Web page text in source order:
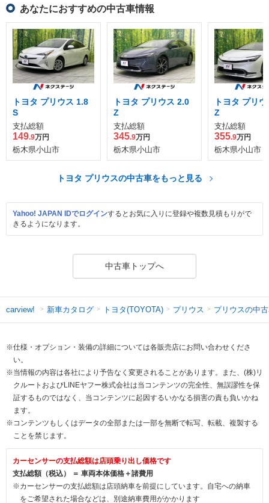
あなたにおすすめの中古車情報
トヨタ プリウス 1.8
S
支払総額
149.9万円
栃木県小山市
トヨタ プリウス 2.0
Z
支払総額
345.9万円
栃木県小山市
トヨタ プリ
Z
支払総額
355.9万円
栃木県小山市
トヨタ プリウスの中古車をもっと見る
Yahoo! JAPAN IDでログインするとお気に入りに登録や複数見積もりがで
きるようになります。
中古車トップへ
carview! 新車カタログ トヨタ(TOYOTA) プリウス プリウスの中
※仕様・オプション・装備の詳細については各販売店にお問い合わせくださ
い。
※当情報の内容は各社により予告なく変更されることがあります。また、(株)リ
クルートおよびLINEヤフー株式会社は当コンテンツの完全性、無誤謬性を保
証するものではなく、当コンテンツに起因するいかなる損害の責も負いかね
ます。
※コンテンツもしくはデータの全部または一部を無断で転写、転載、複製する
ことを禁じます。
カーセンサーの支払総額は店頭乗り出し価格です
支払総額（税込） ＝ 車両本体価格＋諸費用
※カーセンサーの支払総額は店頭納車を前提にしています。自宅への納車
をご希望された場合などは、別途納車費用がかかります